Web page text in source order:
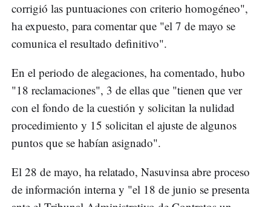
corrigió las puntuaciones con criterio homogéneo",
ha expuesto, para comentar que "el 7 de mayo se
comunica el resultado definitivo".
En el periodo de alegaciones, ha comentado, hubo
"18 reclamaciones", 3 de ellas que "tienen que ver
con el fondo de la cuestión y solicitan la nulidad
procedimiento y 15 solicitan el ajuste de algunos
puntos que se habían asignado".
El 28 de mayo, ha relatado, Nasuvinsa abre proceso
de información interna y "el 18 de junio se presenta